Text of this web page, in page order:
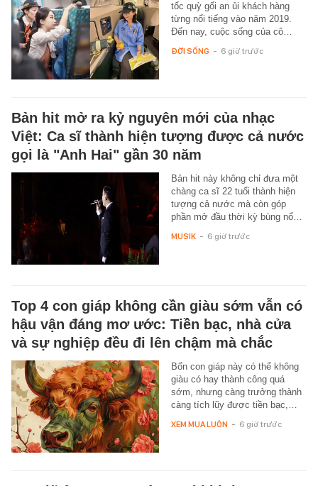
tốc quỳ gối an ủi khách hàng
từng nổi tiếng vào năm 2019.
Đến nay, cuộc sống của cô…
ĐỜI SỐNG - 6 giờ trước
Bản hit mở ra kỷ nguyên mới của nhạc
Việt: Ca sĩ thành hiện tượng được cả nước
gọi là "Anh Hai" gần 30 năm
Bản hit này không chỉ đưa một
chàng ca sĩ 22 tuổi thành hiện
tượng cả nước mà còn góp
phần mở đầu thời kỳ bùng nổ…
MUSIK - 6 giờ trước
Top 4 con giáp không cần giàu sớm vẫn có
hậu vận đáng mơ ước: Tiền bạc, nhà cửa
và sự nghiệp đều đi lên chậm mà chắc
Bốn con giáp này có thể không
giàu có hay thành công quá
sớm, nhưng càng trưởng thành
càng tích lũy được tiền bạc,…
XEM MUA LUÔN - 6 giờ trước